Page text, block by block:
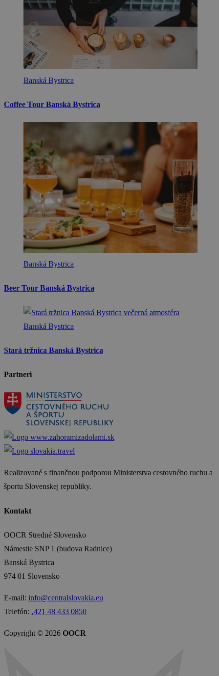
Banská Bystrica
Coffee Tour Banská Bystrica
Banská Bystrica
Beer Tour Banská Bystrica
Banská Bystrica
Stará tržnica Banská Bystrica
Partneri
Realizované s finančnou podporou Ministerstva cestovného ruchu a
športu Slovenskej republiky.
Kontakt
OOCR Stredné Slovensko
Námestie SNP 1 (budova Radnice)
Banská Bystrica
974 01 Slovensko
E-mail: info@centralslovakia.eu
Telefón: ₊421 48 433 0850
Copyright © 2026 OOCR